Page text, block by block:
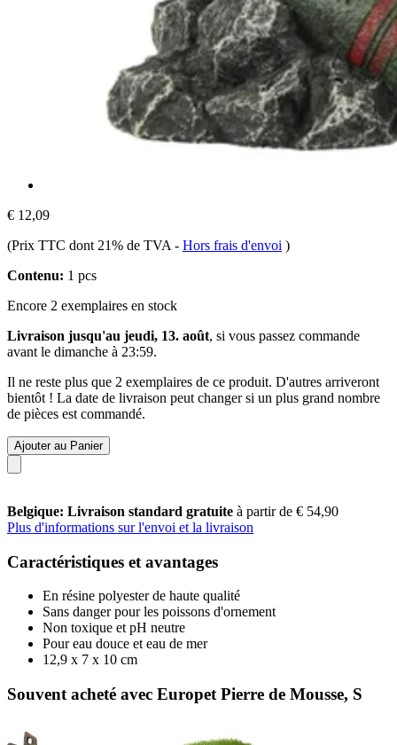
€ 12,09
(Prix TTC dont 21% de TVA - Hors frais d'envoi )
Contenu: 1 pcs
Encore 2 exemplaires en stock
Livraison jusqu'au jeudi, 13. août, si vous passez commande
avant le dimanche à 23:59.
Il ne reste plus que 2 exemplaires de ce produit. D'autres arriveront
bientôt ! La date de livraison peut changer si un plus grand nombre
de pièces est commandé.
Ajouter au Panier
Belgique: Livraison standard gratuite à partir de € 54,90
Plus d'informations sur l'envoi et la livraison
Caractéristiques et avantages
En résine polyester de haute qualité
Sans danger pour les poissons d'ornement
Non toxique et pH neutre
Pour eau douce et eau de mer
12,9 x 7 x 10 cm
Souvent acheté avec Europet Pierre de Mousse, S